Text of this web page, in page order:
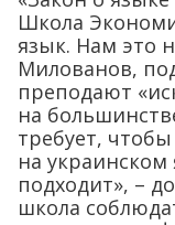
Школа
язык. Нам это
Милованов,
преподают
на
требует,
на
подходит», –
школа